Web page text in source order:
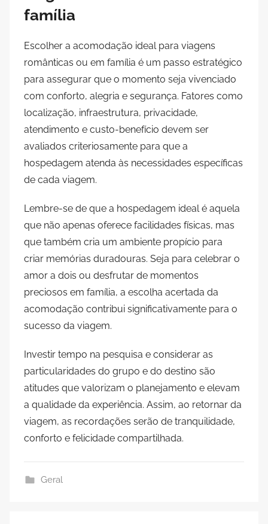
família
Escolher a acomodação ideal para viagens
românticas ou em família é um passo estratégico
para assegurar que o momento seja vivenciado
com conforto, alegria e segurança. Fatores como
localização, infraestrutura, privacidade,
atendimento e custo-benefício devem ser
avaliados criteriosamente para que a
hospedagem atenda às necessidades específicas
de cada viagem.
Lembre-se de que a hospedagem ideal é aquela
que não apenas oferece facilidades físicas, mas
que também cria um ambiente propício para
criar memórias duradouras. Seja para celebrar o
amor a dois ou desfrutar de momentos
preciosos em família, a escolha acertada da
acomodação contribui significativamente para o
sucesso da viagem.
Investir tempo na pesquisa e considerar as
particularidades do grupo e do destino são
atitudes que valorizam o planejamento e elevam
a qualidade da experiência. Assim, ao retornar da
viagem, as recordações serão de tranquilidade,
conforto e felicidade compartilhada.
Geral